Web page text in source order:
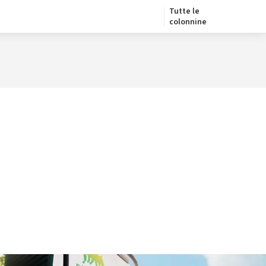
Tutte le
colonnine